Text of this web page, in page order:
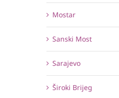
Mostar
Sanski Most
Sarajevo
Široki Brijeg